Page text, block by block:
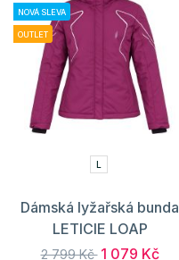
NOVÁ SLEVA
OUTLET
L
Dámská lyžařská bunda
LETICIE LOAP
2 799 Kč 1 079 Kč